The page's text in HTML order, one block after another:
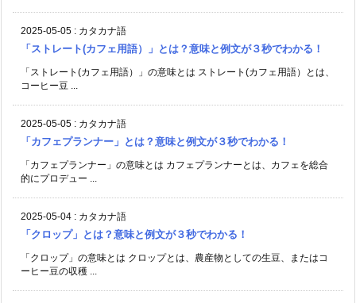
2025-05-05 : カタカナ語
「ストレート(カフェ用語）」とは？意味と例文が３秒でわかる！
「ストレート(カフェ用語）」の意味とは ストレート(カフェ用語）とは、
コーヒー豆 ...
2025-05-05 : カタカナ語
「カフェプランナー」とは？意味と例文が３秒でわかる！
「カフェプランナー」の意味とは カフェプランナーとは、カフェを総合
的にプロデュー ...
2025-05-04 : カタカナ語
「クロップ」とは？意味と例文が３秒でわかる！
「クロップ」の意味とは クロップとは、農産物としての生豆、またはコ
ーヒー豆の収穫 ...